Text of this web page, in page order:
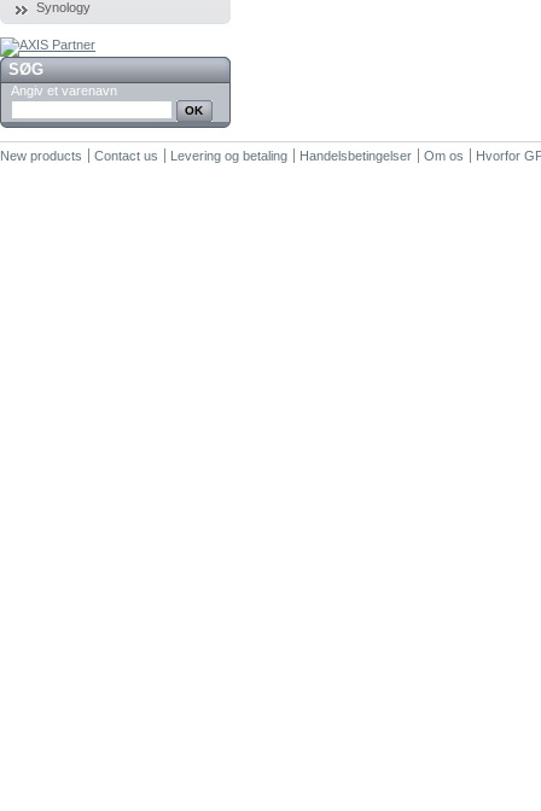
Synology
SØG
Angiv et varenavn
New products Contact us Levering og betaling Handelsbetingelser Om os Hvorfor